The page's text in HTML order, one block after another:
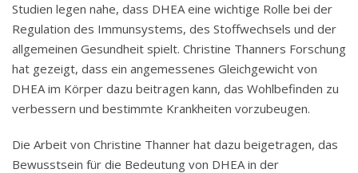
Studien legen nahe, dass DHEA eine wichtige Rolle bei der
Regulation des Immunsystems, des Stoffwechsels und der
allgemeinen Gesundheit spielt. Christine Thanners Forschung
hat gezeigt, dass ein angemessenes Gleichgewicht von
DHEA im Körper dazu beitragen kann, das Wohlbefinden zu
verbessern und bestimmte Krankheiten vorzubeugen.
Die Arbeit von Christine Thanner hat dazu beigetragen, das
Bewusstsein für die Bedeutung von DHEA in der